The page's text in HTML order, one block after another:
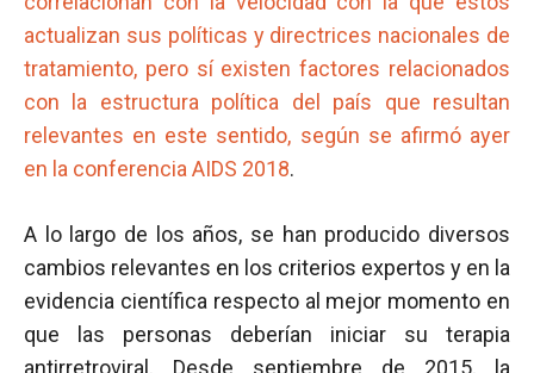
actualizan sus políticas y directrices nacionales de
tratamiento, pero sí existen factores relacionados
con la estructura política del país que resultan
relevantes en este sentido, según se afirmó ayer
en la conferencia AIDS 2018.
A lo largo de los años, se han producido diversos
cambios relevantes en los criterios expertos y en la
evidencia científica respecto al mejor momento en
que las personas deberían iniciar su terapia
antirretroviral. Desde septiembre de 2015, la